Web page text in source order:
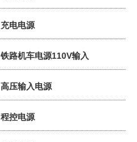
充电电源
铁路机车电源110V输入
高压输入电源
程控电源